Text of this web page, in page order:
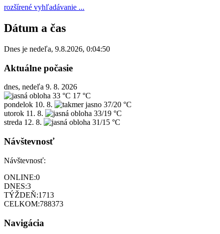
rozšírené vyhľadávanie ...
Dátum a čas
Dnes je nedeľa, 9.8.2026, 0:04:50
Aktuálne počasie
dnes, nedeľa 9. 8. 2026
33 °C 17 °C
pondelok 10. 8.
37/20 °C
utorok 11. 8.
33/19 °C
streda 12. 8. 31/15 °C
Návštevnosť
Návštevnosť:
ONLINE:0
DNES:3
TÝŽDEŇ:1713
CELKOM:788373
Navigácia